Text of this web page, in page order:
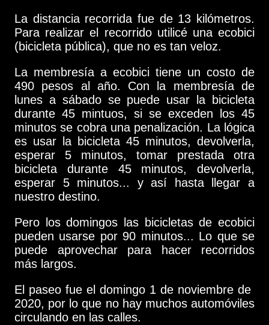
La distancia recorrida fue de 13 kilómetros.
Para realizar el recorrido utilicé una ecobici
(bicicleta pública), que no es tan veloz.
La membresía a ecobici tiene un costo de
490 pesos al año. Con la membresía de
lunes a sábado se puede usar la bicicleta
durante 45 mintuos, si se exceden los 45
minutos se cobra una penalización. La lógica
es usar la bicicleta 45 minutos, devolverla,
esperar 5 minutos, tomar prestada otra
bicicleta durante 45 minutos, devolverla,
esperar 5 minutos... y así hasta llegar a
nuestro destino.
Pero los domingos las bicicletas de ecobici
pueden usarse por 90 minutos... Lo que se
puede aprovechar para hacer recorridos
más largos.
El paseo fue el domingo 1 de noviembre de
2020, por lo que no hay muchos automóviles
circulando en las calles.